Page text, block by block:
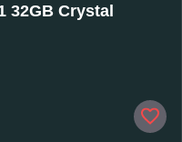
32GB Crystal